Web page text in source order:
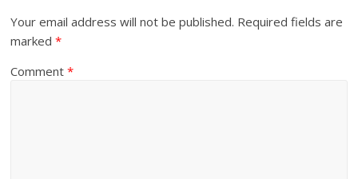
Your email address will not be published. Required fields are
marked*
Comment*